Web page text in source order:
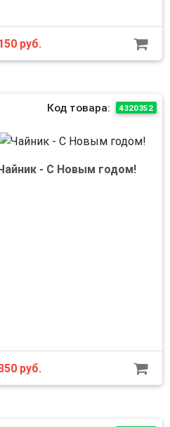
руб.
Код товара: 4320352
- С Новым годом!
руб.